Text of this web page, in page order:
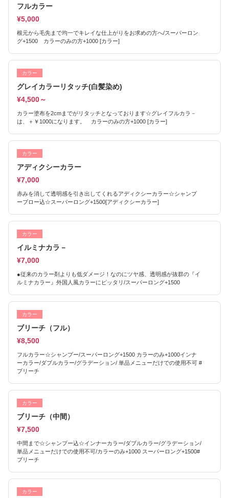
フルカラー
¥5,000
根元から毛先まで均一でキレイな仕上がりをお求めの方へ/スーパーロン
グ+1500 カラーのみの方+1000 [カラー]
カラー
グレイカラーリタッチ(白髪染め)
¥4,500～
カラー塗布を2cmまでがリタッチとなっております☆グレイフルカラ－
は、＋￥1000になります。 カラーのみの方+1000 [カラー]
カラー
アディクシーカラー
¥7,000
赤みを消して透明感を引き出してくれるアディクシーカラー☆シャンプ
ーブロー込☆スーパーロング+1500[アディクシーカラー]
カラー
イルミナカラ－
¥7,000
●従来のカラー剤よりも低ダメージ！なのにツヤ感、透明感が抜群の『イ
ルミナカラー』外国人風カラーにピッタリ/スーパーロング+1500
カラー
ブリーチ（フル）
¥8,500
フルカラー☆シャンプー/スーパーロング+1500 カラーのみ+1000インナ
ーカラー/ダブルカラー/グラデーション/ 単品メニューだけでの使用不可 #
ブリーチ
カラー
ブリーチ（中間）
¥7,500
中間まで☆シャンプー込☆インナーカラー/ダブルカラー/グラデーション/
単品メニューだけでの使用不可/カラーのみ+1000 スーパーロング+1500#
ブリーチ
カラー